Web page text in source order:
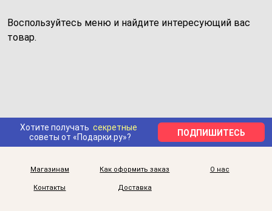
Воспользуйтесь меню и найдите интересующий вас
товар.
Хотите получать секретные
советы от «Подарки.ру»?
ПОДПИШИТЕСЬ
Магазинам Как оформить заказ О нас
Контакты Доставка